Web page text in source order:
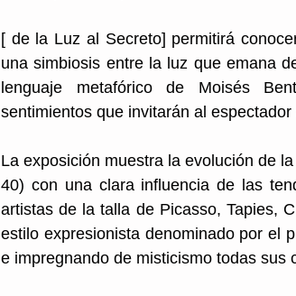
[ de la Luz al Secreto] permitirá
una simbiosis entre la luz que emana
lenguaje metafórico de Moisés
sentimientos que invitarán al
La exposición muestra la evolución de
40) con una clara influencia de las
artistas de la talla de Picasso, Tapies,
estilo expresionista denominado por el
e impregnando de misticismo todas sus